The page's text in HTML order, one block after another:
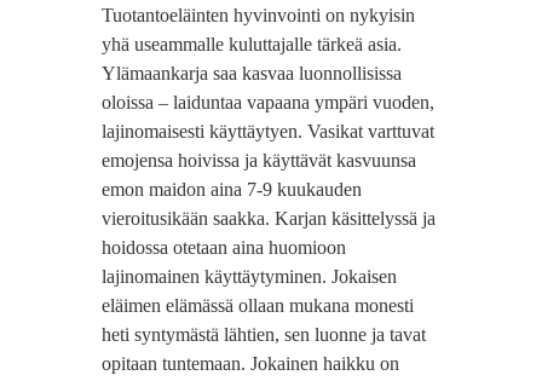
Tuotantoeläinten hyvinvointi on nykyisin
yhä useammalle kuluttajalle tärkeä asia.
Ylämaankarja saa kasvaa luonnollisissa
oloissa – laiduntaa vapaana ympäri vuoden,
lajinomaisesti käyttäytyen. Vasikat varttuvat
emojensa hoivissa ja käyttävät kasvuunsa
emon maidon aina 7-9 kuukauden
vieroitusikään saakka. Karjan käsittelyssä ja
hoidossa otetaan aina huomioon
lajinomainen käyttäytyminen. Jokaisen
eläimen elämässä ollaan mukana monesti
heti syntymästä lähtien, sen luonne ja tavat
opitaan tuntemaan. Jokainen haikku on